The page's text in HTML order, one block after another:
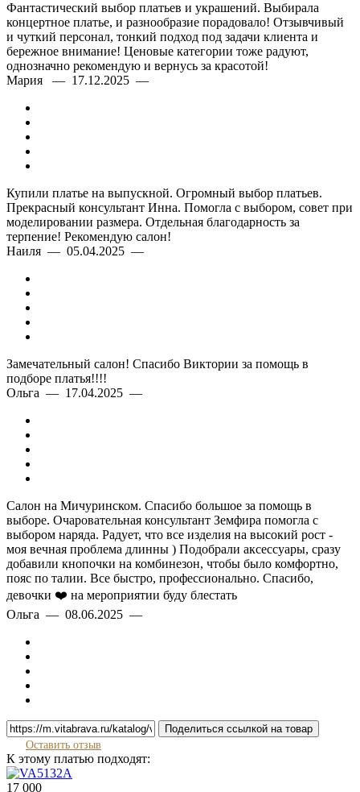
Фантастический выбор платьев и украшений. Выбирала
концертное платье, и разнообразие порадовало! Отзывчивый
и чуткий персонал, тонкий подход под задачи клиента и
бережное внимание! Ценовые категории тоже радуют,
однозначно рекомендую и вернусь за красотой!
Мария — 17.12.2025 —
Купили платье на выпускной. Огромный выбор платьев.
Прекрасный консультант Инна. Помогла с выбором, совет при
моделировании размера. Отдельная благодарность за
терпение! Рекомендую салон!
Наиля — 05.04.2025 —
Замечательный салон! Спасибо Виктории за помощь в
подборе платья!!!!
Ольга — 17.04.2025 —
Салон на Мичуринском. Спасибо большое за помощь в
выборе. Очаровательная консультант Земфира помогла с
выбором наряда. Радует, что все изделия на высокий рост -
моя вечная проблема длинны ) Подобрали аксессуары, сразу
добавили кнопочки на комбинезон, чтобы было комфортно,
пояс по талии. Все быстро, профессионально. Спасибо,
девочки ❤️ на мероприятии буду блестать
Ольга — 08.06.2025 —
Поделиться ссылкой на товар
Оставить отзыв
К этому платью подходят:
17 000